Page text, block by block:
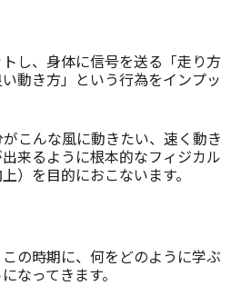
し、身体に信号を送る「走り方
動き方」という行為をインプッ
こんな風に動きたい、速く動き
来るように根本的なフィジカル
）を目的におこないます。
の時期に、何をどのように学ぶ
なってきます。